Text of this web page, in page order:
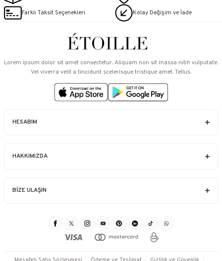
Farklı Taksit Seçenekleri Kolay Değişim ve İade
HESABIM
HAKKIMIZDA
BİZE ULAŞIN
Lorem ipsum dolor sit amet consectetur. Aliquam non sit massa nibh vulputate.
Vel viverra velit a tincidunt scelerisque tristique amet. Tellus.